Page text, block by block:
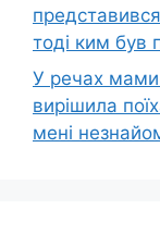
тоді ким був
У речах мами
вирішила
мені